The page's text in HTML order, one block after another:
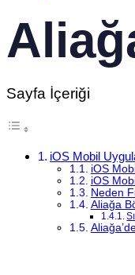
Sayfa İçeriği
iOS Mobil
iOS
iOS
Neden
Aliağa